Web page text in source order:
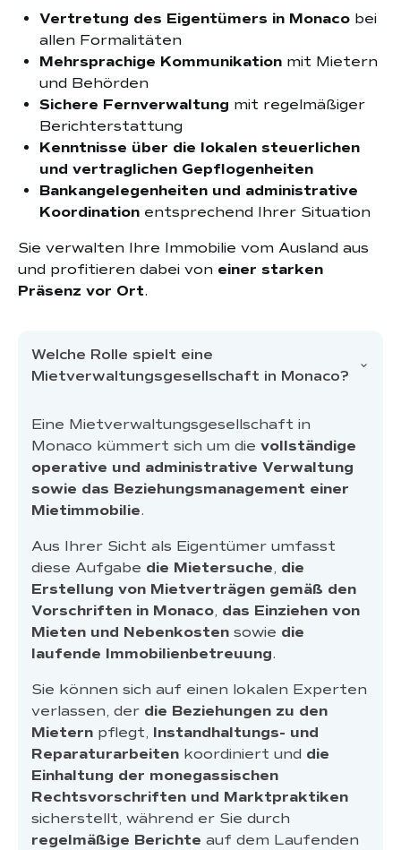
Vertretung des Eigentümers in Monaco bei
allen Formalitäten
Mehrsprachige Kommunikation mit Mietern
und Behörden
Sichere Fernverwaltung mit regelmäßiger
Berichterstattung
Kenntnisse über die lokalen steuerlichen
und vertraglichen Gepflogenheiten
Bankangelegenheiten und administrative
Koordination entsprechend Ihrer Situation
Sie verwalten Ihre Immobilie vom Ausland aus
und profitieren dabei von einer starken
Präsenz vor Ort.
Welche Rolle spielt eine
Mietverwaltungsgesellschaft in Monaco?
Eine Mietverwaltungsgesellschaft in
Monaco kümmert sich um die vollständige
operative und administrative Verwaltung
sowie das Beziehungsmanagement einer
Mietimmobilie.
Aus Ihrer Sicht als Eigentümer umfasst
diese Aufgabe die Mietersuche, die
Erstellung von Mietverträgen gemäß den
Vorschriften in Monaco, das Einziehen von
Mieten und Nebenkosten sowie die
laufende Immobilienbetreuung.
Sie können sich auf einen lokalen Experten
verlassen, der die Beziehungen zu den
Mietern pflegt, Instandhaltungs- und
Reparaturarbeiten koordiniert und die
Einhaltung der monegassischen
Rechtsvorschriften und Marktpraktiken
sicherstellt, während er Sie durch
regelmäßige Berichte auf dem Laufenden